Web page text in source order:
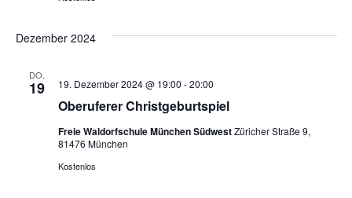
Dezember 2024
DO.
19
Oberuferer Christgeburtspiel
19. Dezember 2024 @ 19:00 -20:00
Freie Waldorfschule München SüdwestZüricher Straße 9,
81476 München
Kostenlos